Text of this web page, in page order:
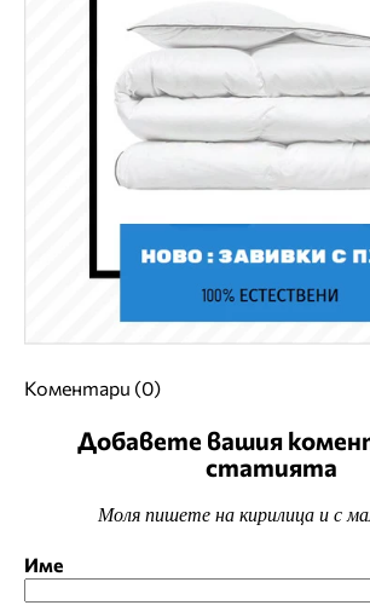
Коментари (0)
Добавете вашия
статията
Моля пишете на кирилица и с
Име